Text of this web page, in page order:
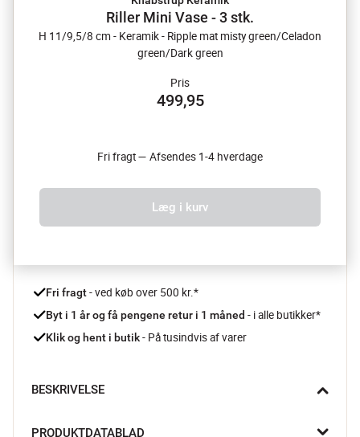
Riller Mini Vase - 3 stk.
H 11/9,5/8 cm - Keramik - Ripple mat misty green/Celadon
green/Dark green
Pris
499,95
Fri fragt — Afsendes 1-4 hverdage
Læg i kurv
Fri fragt - ved køb over 500 kr.*
Byt i 1 år og få pengene retur i 1 måned - i alle butikker*
Klik og hent i butik - På tusindvis af varer
BESKRIVELSE
PRODUKTDATABLAD